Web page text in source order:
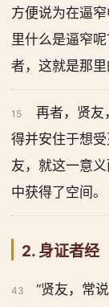
方便说为在逼
里什么是逼窄
者，这就是那里
15
再者，贤友
得并安住于想
友，就这一意
中获得了空间。
2. 身证者经
43
“贤友，常